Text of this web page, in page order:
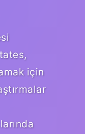
için